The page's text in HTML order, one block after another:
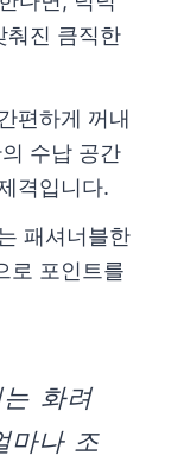
춰진 큼직한
편하게 꺼내
수납 공간
격입니다.
패셔너블한
로 포인트를
화려
마나 조